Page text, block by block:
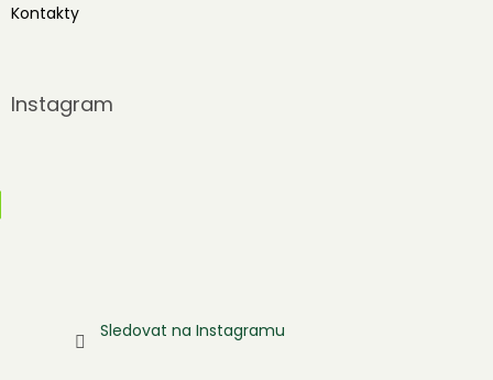
Kontakty
Instagram
Sledovat na Instagramu